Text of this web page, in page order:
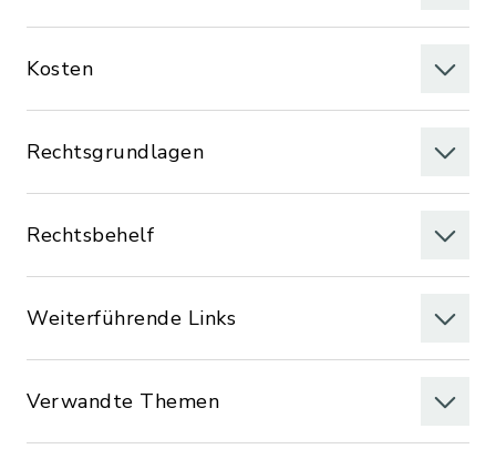
Kosten
Rechtsgrundlagen
Rechtsbehelf
Weiterführende Links
Verwandte Themen